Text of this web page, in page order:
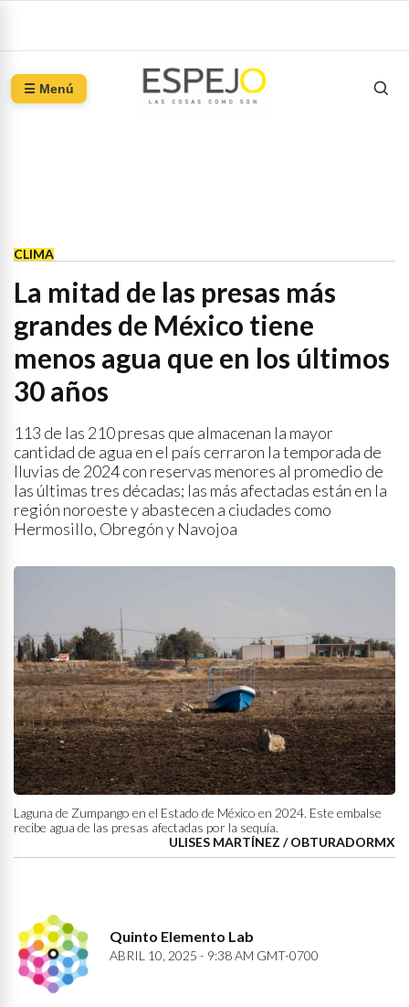
☰ Menú
CLIMA
La mitad de las presas más
grandes de México tiene
menos agua que en los últimos
30 años
113 de las 210 presas que almacenan la mayor
cantidad de agua en el país cerraron la temporada de
lluvias de 2024 con reservas menores al promedio de
las últimas tres décadas; las más afectadas están en la
región noroeste y abastecen a ciudades como
Hermosillo, Obregón y Navojoa
Laguna de Zumpango en el Estado de México en 2024. Este embalse
recibe agua de las presas afectadas por la sequía.
ULISES MARTÍNEZ / OBTURADORMX
Quinto Elemento Lab
ABRIL 10, 2025 - 9:38 AM GMT-0700